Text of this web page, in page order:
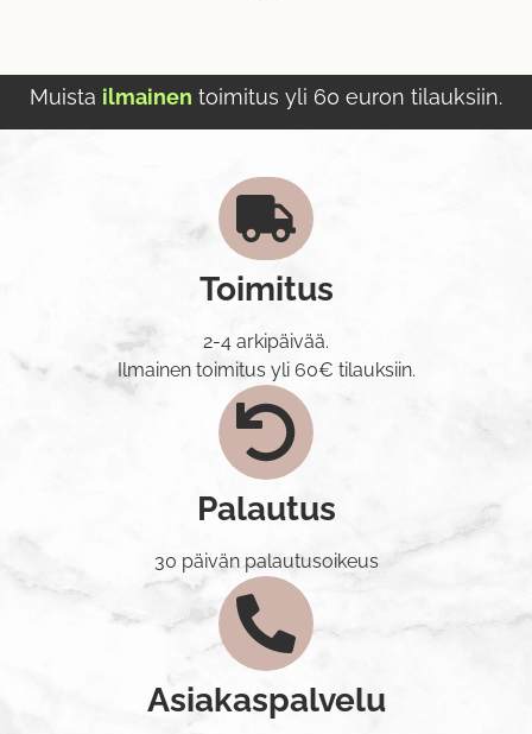
Muista ilmainen toimitus yli 60 euron tilauksiin.
Toimitus
2-4 arkipäivää.
Ilmainen toimitus yli 60€ tilauksiin.
Palautus
30 päivän palautusoikeus
Asiakaspalvelu